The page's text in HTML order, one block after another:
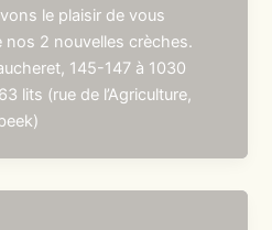
le plaisir de vous
nos 2 nouvelles crèches.
145-147 à 1030
lits (rue de l’Agriculture,